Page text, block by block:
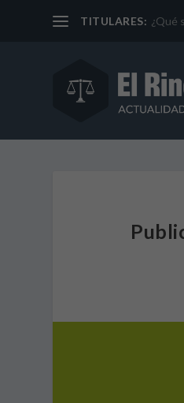
TITULARES: ¿Qué